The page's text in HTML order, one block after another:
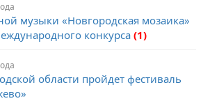
музыки «Новгородская мозаика»
конкурса(1)
области пройдет фестиваль